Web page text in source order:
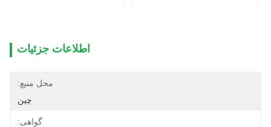
اطلاعات جزئیات
محل منبع:
چین
گواهی: